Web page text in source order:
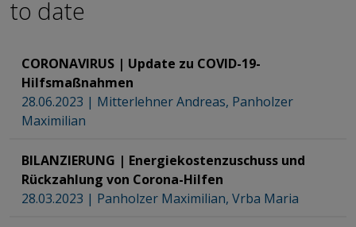
to date
CORONAVIRUS | Update zu COVID-19-
Hilfsmaßnahmen
28.06.2023 | Mitterlehner Andreas, Panholzer
Maximilian
BILANZIERUNG | Energiekostenzuschuss und
Rückzahlung von Corona-Hilfen
28.03.2023 | Panholzer Maximilian,Vrba Maria